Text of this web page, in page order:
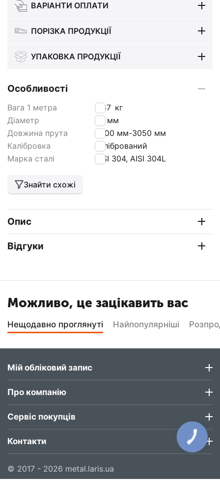
ВАРІАНТИ ОПЛАТИ
ПОРІЗКА ПРОДУКЦІЇ
УПАКОВКА ПРОДУКЦІЇ
Особливості
Вага 1 метра 8,87 кг
Діаметр
36 мм
Довжина прута
3000 мм-3050 мм
Калібровка
калібрований
Марка сталі
AISI 304, AISI 304L
Знайти схожі
Опис
Відгуки
Можливо, це зацікавить вас
Нещодавно проглянуті Найпопулярніші
Мій обліковий запис
Про компанію
Сервіс покупців
Контакти
© 2017 - 2026 metal.laris.ua
КНОПКА
ЗВ'ЯЗКУ